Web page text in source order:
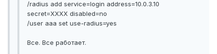
/radius add service=login address=10.0.3.10
secret=ХХХХ disabled=no
/user aaa set use-radius=yes
Все. Все работает.